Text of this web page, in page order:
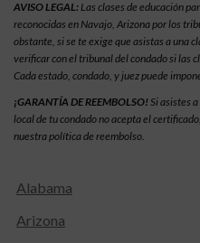
AVISO LEGAL:Las clases de educación
reconocidas en Navajo, Arizona por los
obstante, si se te exige que asistas a una
verificar con el tribunal del condado si las
Cada estado, condado, y juez puede
¡GARANTÍA DE REEMBOLSO! Si asistes
local de tu condado no acepta el
nuestra política de reembolso.
Alabama
Arizona